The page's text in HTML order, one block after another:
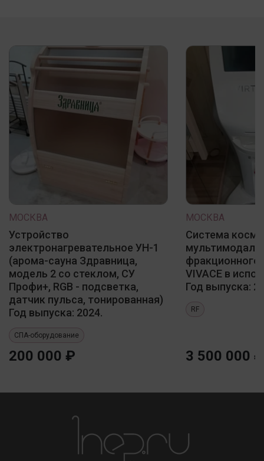
МОСКВА
Устройство
электронагревательное УН-1
(арома-сауна Здравница,
модель 2 со стеклом, СУ
Профи+, RGB - подсветка,
датчик пульса, тонированная)
Год выпуска: 2024.
СПА-оборудование
200 000 ₽
МОСКВА
Система
фракционного
VIVACE в
Год выпуска:
RF
3 500 000 ₽